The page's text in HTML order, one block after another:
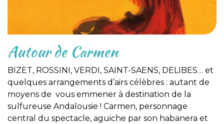
Autour de Carmen
BIZET, ROSSINI, VERDI, SAINT-SAENS, DELIBES… et
quelques arrangements d’airs célèbres : autant de
moyens de vous emmener à destination de la
sulfureuse Andalousie ! Carmen, personnage
central du spectacle, aguiche par son habanera et